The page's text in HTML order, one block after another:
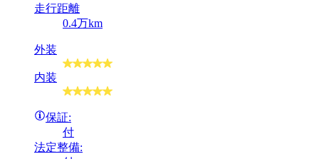
走行距離
0.4万km
外装
内装
保証:
付
法定整備: